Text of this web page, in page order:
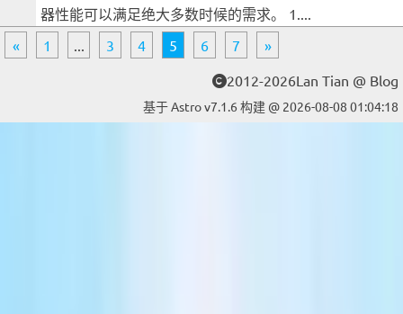
器性能可以满足绝大多数时候的需求。 1....
«
1 ... 3 4 5 6 7
»
2012-2026Lan Tian @ Blog
基于 Astro v7.1.6 构建 @ 2026-08-08 01:04:18